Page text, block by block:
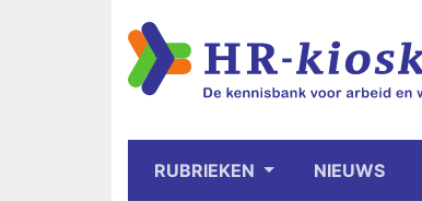
RUBRIEKEN NIEUWS